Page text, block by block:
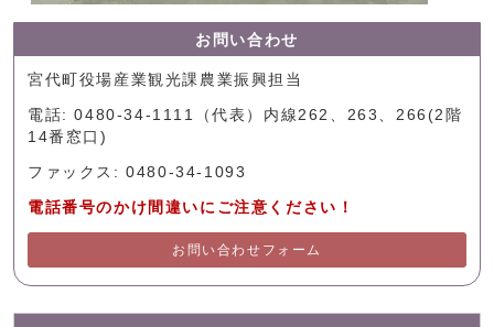
お問い合わせ
宮代町役場産業観光課農業振興担当
電話: 0480-34-1111（代表）内線262、263、266(2階
14番窓口)
ファックス: 0480-34-1093
電話番号のかけ間違いにご注意ください！
お問い合わせフォーム